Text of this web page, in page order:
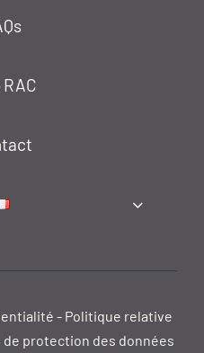
RAC
- Politique relative
de protection des données